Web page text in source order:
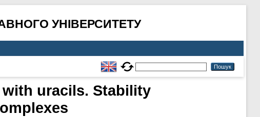
УНІВЕРСИТЕТУ
uracils. Stability